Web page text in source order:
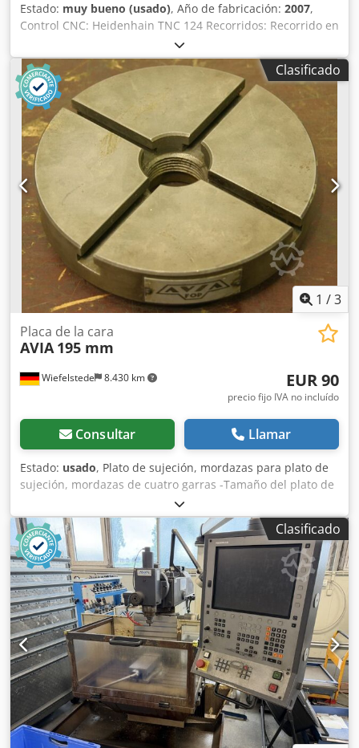
Estado: muy bueno (usado), Año de fabricación: 2007,
Control CNC: Heidenhain TNC 124 Recorridos: Recorrido en
X: 620 mm Recorrido en Y: 420 mm Recorrido en Z: 400 mm
Dodpfxjzh Effo Achswa Rango de velocidad del husillo
principal: 50 - 4000 rpm Etapas de engranaje: 2 Potencia
del husillo principal: 6 kW Conexión de herramientas: ISO
40 Fuerza de sujeción: 10 kN Cabezal del husillo:
orientable manualmente ±45° Diámetro máximo de la
herramienta: 125 mm Peso máximo de la herramienta: 6 kg
Superficie de sujeción de la mesa: 400 x 800 mm Ranuras
en T: 5 x 14 x 80 mm Carga máxima de la mesa: 400 kg
Avance en X/Y: 0 – 6000 mm/min Avance en Z: 0 – 4000
mm/min Avance rápido en X/Y: 6000 mm/min Avance
rápido en Z: 4000 mm/min Potencia total: 10 kW Espacio
requerido (largo x ancho x alto): 2850 x 3350 x 2000 mm
Peso de la máquina: 2100 kg
Clasificado
1 /3
Wiefelstede 8.430 km
Placa de la cara
AVIA 195 mm
EUR 90
precio fijo IVA no incluído
Consultar Llamar
Estado: usado, Plato de sujeción, mordazas para plato de
sujeción, mordazas de cuatro garras -Tamaño del plato de
sujeción: Ø 195 mm -Con: ranura en T de 10 mm Djdpfx
Aeb Hbyhschewa -Rosca de fijación, paso: 3 mm -Peso: 5,7
kg
Clasificado